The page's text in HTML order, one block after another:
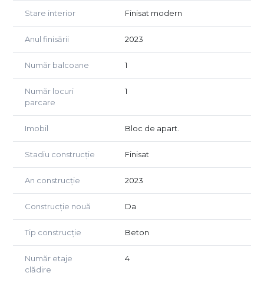
Stare interior Finisat modern
Anul finisării 2023
Număr balcoane 1
Număr locuri
parcare
1
Imobil Bloc de apart.
Stadiu construcție Finisat
An construcție 2023
Construcție nouă Da
Tip construcție Beton
Număr etaje
clădire
4